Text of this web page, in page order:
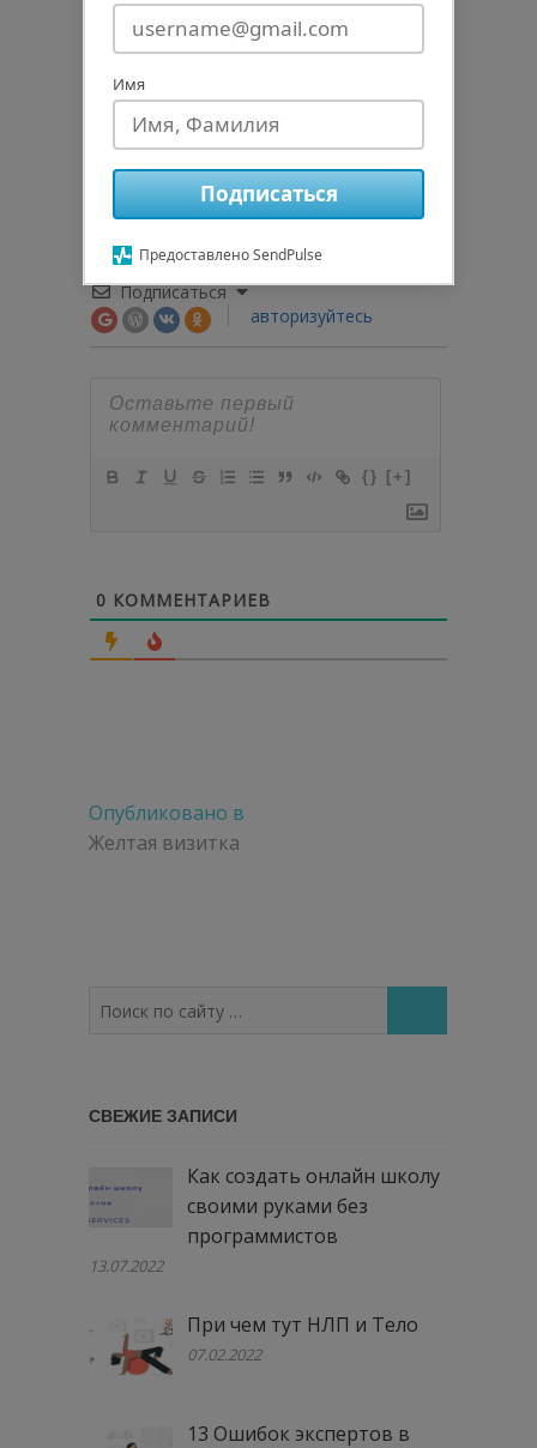
0
Подписаться
авторизуйтесь
{} [+]
0 КОММЕНТАРИЕВ
Навигация
по
Опубликовано в
Желтая визитка
по
СВЕЖИЕ ЗАПИСИ
Как создать онлайн школу
своими руками без
программистов
13.07.2022
При чем тут НЛП и Тело
07.02.2022
13 Ошибок экспертов в
Имя
Подписаться
Предоставлено SendPulse